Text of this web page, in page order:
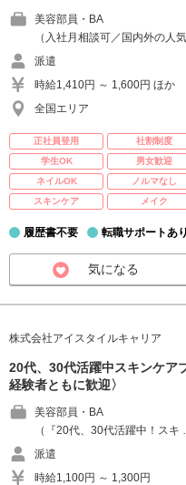
美容部員・BA
（入社月相談可／国内外の人
派遣
時給1,410円 ～ 1,600円 ほか
全国エリア
正社員登用 社割制度
学生OK
男女歓迎
ネイルOK
ノルマなし
スキンケア
メイク
履歴書不要 転職サポートあり
気になる
株式会社アイスタイルキャリア
20代、30代活躍中スキンケア
経験者ともに歓迎〉
美容部員・BA
（『20代、30代活躍中！スキ
派遣
時給1,100円 ～ 1,300円